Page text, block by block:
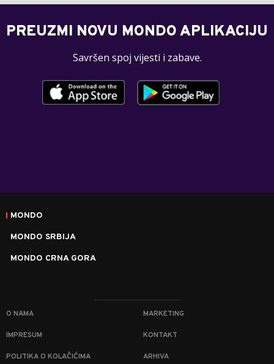
PREUZMI NOVU MONDO APLIKACIJU
Savršen spoj vijesti i zabave.
MONDO
MONDO SRBIJA
MONDO CRNA GORA
O NAMA MARKETING
IMPRESUM KONTAKT
POLITIKA O KOLAČIĆIMA ARHIVA